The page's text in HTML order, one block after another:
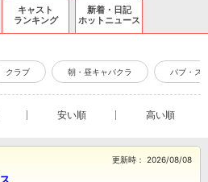
キャスト
ランキング
新着・日記
ホットニュース
クラブ 朝・昼キャバクラ パブ・ス
安い順 高い順
更新時： 2026/08/08